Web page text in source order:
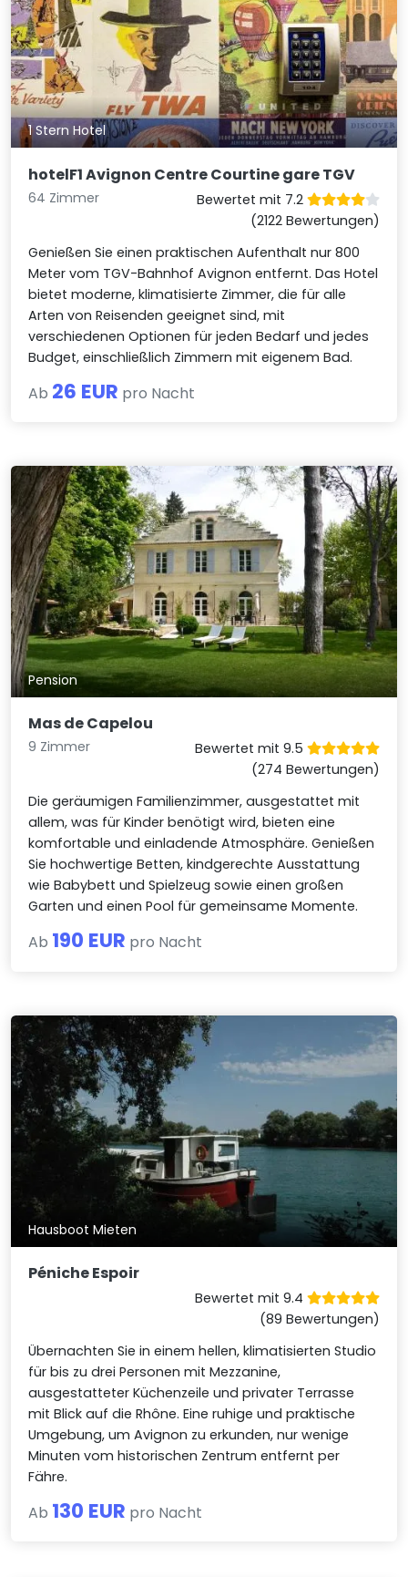
1 Stern Hotel
hotelF1 Avignon Centre Courtine gare TGV
64 Zimmer
Bewertet mit 7.2
(2122 Bewertungen)
Genießen Sie einen praktischen Aufenthalt nur 800
Meter vom TGV-Bahnhof Avignon entfernt. Das Hotel
bietet moderne, klimatisierte Zimmer, die für alle
Arten von Reisenden geeignet sind, mit
verschiedenen Optionen für jeden Bedarf und jedes
Budget, einschließlich Zimmern mit eigenem Bad.
Ab 26 EUR pro Nacht
Pension
Mas de Capelou
9 Zimmer
Bewertet mit 9.5
(274 Bewertungen)
Die geräumigen Familienzimmer, ausgestattet mit
allem, was für Kinder benötigt wird, bieten eine
komfortable und einladende Atmosphäre. Genießen
Sie hochwertige Betten, kindgerechte Ausstattung
wie Babybett und Spielzeug sowie einen großen
Garten und einen Pool für gemeinsame Momente.
Ab 190 EUR pro Nacht
Hausboot Mieten
Péniche Espoir
Bewertet mit 9.4
(89 Bewertungen)
Übernachten Sie in einem hellen, klimatisierten Studio
für bis zu drei Personen mit Mezzanine,
ausgestatteter Küchenzeile und privater Terrasse
mit Blick auf die Rhône. Eine ruhige und praktische
Umgebung, um Avignon zu erkunden, nur wenige
Minuten vom historischen Zentrum entfernt per
Fähre.
Ab 130 EUR pro Nacht